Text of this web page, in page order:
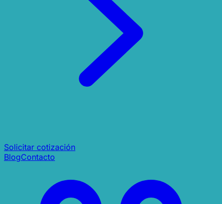
Solicitar cotización
BlogContacto